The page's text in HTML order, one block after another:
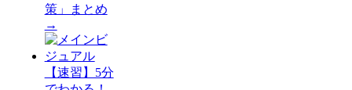
策」まとめ
→
【速習】5分